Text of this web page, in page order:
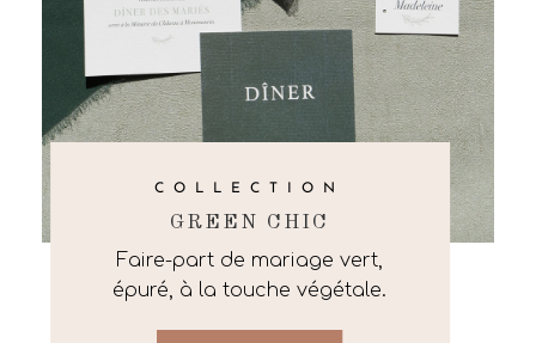
COLLECTION
GREEN CHIC
Faire-part de mariage vert,
épuré, à la touche végétale.